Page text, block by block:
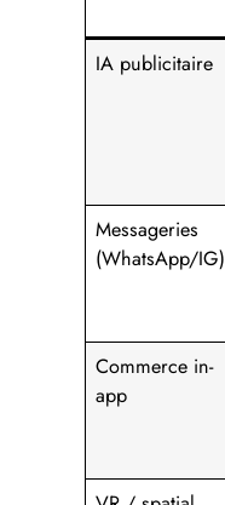
IA publicitaire
Messageries
(WhatsApp/IG)
Commerce in-
app